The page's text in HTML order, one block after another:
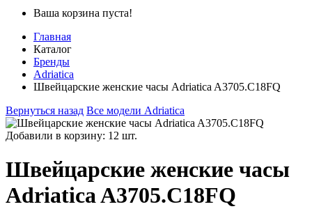
Ваша корзина пуста!
Главная
Каталог
Бренды
Adriatica
Швейцарские женские часы Adriatica A3705.C18FQ
Вернуться назад Все модели Adriatica
Добавили в корзину: 12 шт.
Швейцарские женские часы
Adriatica A3705.C18FQ